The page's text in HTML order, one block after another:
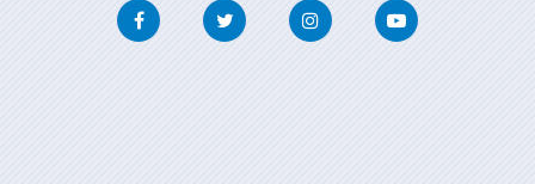
FacebookTwitter InstagramYoutube